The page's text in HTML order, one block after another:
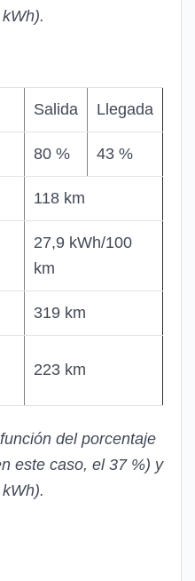
Salida Llegada
80 % 43 %
118 km
27,9 kWh/100
km
319 km
223 km
del porcentaje
este caso, el 37 %) y